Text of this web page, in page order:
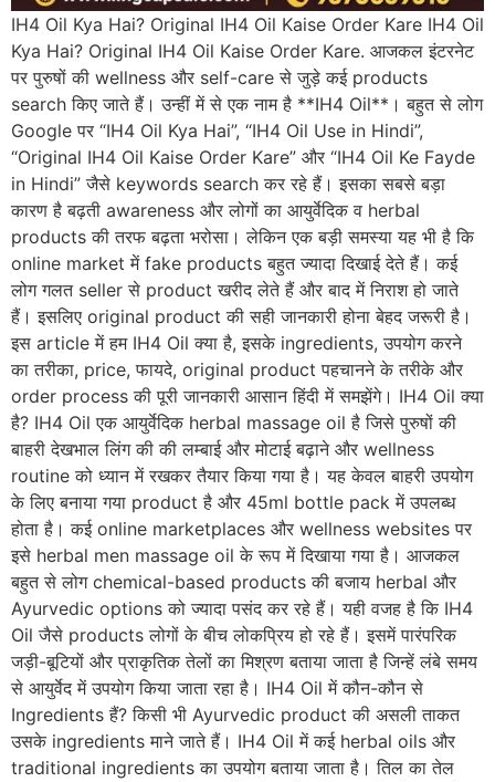
IH4 Oil Kya Hai? Original IH4 Oil Kaise Order Kare IH4 Oil
Kya Hai? Original IH4 Oil Kaise Order Kare. आजकल इंटरनेट
पर पुरुषों की wellness और self-care से जुड़े कई products
search किए जाते हैं। उन्हीं में से एक नाम है **IH4 Oil**। बहुत से लोग
Google पर “IH4 Oil Kya Hai”, “IH4 Oil Use in Hindi”,
“Original IH4 Oil Kaise Order Kare” और “IH4 Oil Ke Fayde
in Hindi” जैसे keywords search कर रहे हैं। इसका सबसे बड़ा
कारण है बढ़ती awareness और लोगों का आयुर्वेदिक व herbal
products की तरफ बढ़ता भरोसा। लेकिन एक बड़ी समस्या यह भी है कि
online market में fake products बहुत ज्यादा दिखाई देते हैं। कई
लोग गलत seller से product खरीद लेते हैं और बाद में निराश हो जाते
हैं। इसलिए original product की सही जानकारी होना बेहद जरूरी है।
इस article में हम IH4 Oil क्या है, इसके ingredients, उपयोग करने
का तरीका, price, फायदे, original product पहचानने के तरीके और
order process की पूरी जानकारी आसान हिंदी में समझेंगे। IH4 Oil क्या
है? IH4 Oil एक आयुर्वेदिक herbal massage oil है जिसे पुरुषों की
बाहरी देखभाल लिंग की की लम्बाई और मोटाई बढ़ाने और wellness
routine को ध्यान में रखकर तैयार किया गया है। यह केवल बाहरी उपयोग
के लिए बनाया गया product है और 45ml bottle pack में उपलब्ध
होता है। कई online marketplaces और wellness websites पर
इसे herbal men massage oil के रूप में दिखाया गया है। आजकल
बहुत से लोग chemical-based products की बजाय herbal और
Ayurvedic options को ज्यादा पसंद कर रहे हैं। यही वजह है कि IH4
Oil जैसे products लोगों के बीच लोकप्रिय हो रहे हैं। इसमें पारंपरिक
जड़ी-बूटियों और प्राकृतिक तेलों का मिश्रण बताया जाता है जिन्हें लंबे समय
से आयुर्वेद में उपयोग किया जाता रहा है। IH4 Oil में कौन-कौन से
Ingredients हैं? किसी भी Ayurvedic product की असली ताकत
उसके ingredients माने जाते हैं। IH4 Oil में कई herbal oils और
traditional ingredients का उपयोग बताया जाता है। तिल का तेल